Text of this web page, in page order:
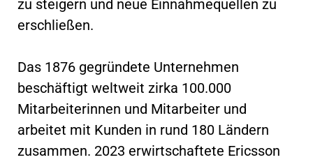
zu steigern und neue Einnahmequellen zu
erschließen.
Das 1876 gegründete Unternehmen
beschäftigt weltweit zirka 100.000
Mitarbeiterinnen und Mitarbeiter und
arbeitet mit Kunden in rund 180 Ländern
zusammen. 2023 erwirtschaftete Ericsson